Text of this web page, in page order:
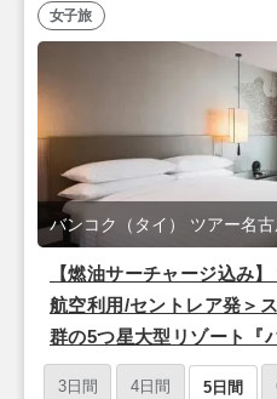
【燃油サーチャージ込み
航空利用/セントレア発＞
群の5つ星大型リゾート『
スクイーンズパーク』バン
バンコク（タイ） ツアー名
女子旅
3日間 4日間 5日間